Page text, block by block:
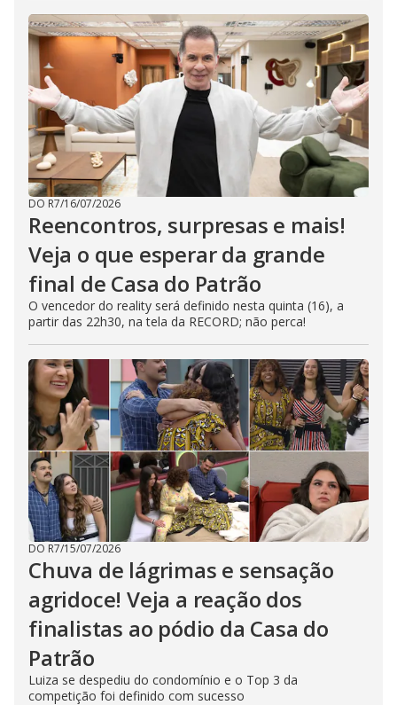
DO R7/16/07/2026
Reencontros, surpresas e mais!
Veja o que esperar da grande
final de Casa do Patrão
O vencedor do reality será definido nesta quinta (16), a
partir das 22h30, na tela da RECORD; não perca!
DO R7/15/07/2026
Chuva de lágrimas e sensação
agridoce! Veja a reação dos
finalistas ao pódio da Casa do
Patrão
Luiza se despediu do condomínio e o Top 3 da
competição foi definido com sucesso